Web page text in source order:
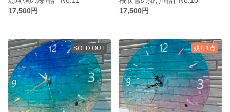
17,500円
17,500円
SOLD OUT 残り1点